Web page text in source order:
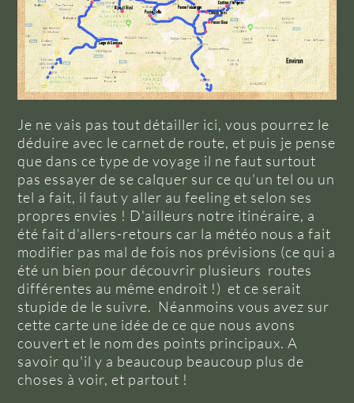
Je ne vais pas tout détailler ici, vous pourrez le
déduire avec le carnet de route, et puis je pense
que dans ce type de voyage il ne faut surtout
pas essayer de se calquer sur ce qu'un tel ou un
tel a fait, il faut y aller au feeling et selon ses
propres envies ! D'ailleurs notre itinéraire, a
été fait d'allers-retours car la météo nous a fait
modifier pas mal de fois nos prévisions (ce qui a
été un bien pour découvrir plusieurs routes
différentes au même endroit !) et ce serait
stupide de le suivre. Néanmoins vous avez sur
cette carte une idée de ce que nous avons
couvert et le nom des points principaux. A
savoir qu'il y a beaucoup beaucoup plus de
choses à voir, et partout !